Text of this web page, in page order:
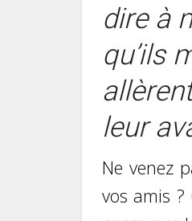
dire à
qu’ils
leur
Ne venez
vos amis